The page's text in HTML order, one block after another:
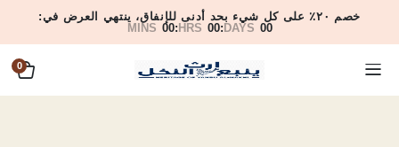
خصم ٢٠٪ على كل شيء بحد أدنى للإنفاق، ينتهي العرض في:
00
DAYS
:
00
HRS
:
00
MINS
0